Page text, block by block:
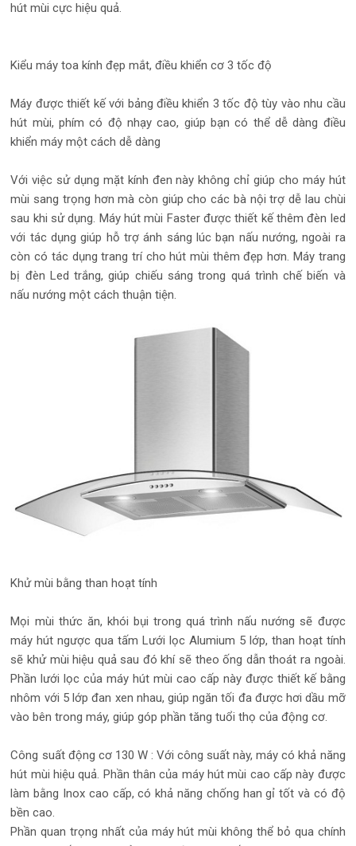
hút mùi cực hiệu quả.
Kiểu máy toa kính đẹp mắt, điều khiển cơ 3 tốc độ
Máy được thiết kế với bảng điều khiển 3 tốc độ tùy vào nhu cầu
hút mùi, phím có độ nhạy cao, giúp bạn có thể dễ dàng điều
khiển máy một cách dễ dàng
Với việc sử dụng mặt kính đen này không chỉ giúp cho máy hút
mùi sang trọng hơn mà còn giúp cho các bà nội trợ dễ lau chùi
sau khi sử dụng. Máy hút mùi Faster được thiết kế thêm đèn led
với tác dụng giúp hỗ trợ ánh sáng lúc bạn nấu nướng, ngoài ra
còn có tác dụng trang trí cho hút mùi thêm đẹp hơn. Máy trang
bị đèn Led trắng, giúp chiếu sáng trong quá trình chế biến và
nấu nướng một cách thuận tiện.
Khử mùi bằng than hoạt tính
Mọi mùi thức ăn, khói bụi trong quá trình nấu nướng sẽ được
máy hút ngược qua tấm Lưới lọc Alumium 5 lớp, than hoạt tính
sẽ khử mùi hiệu quả sau đó khí sẽ theo ống dẫn thoát ra ngoài.
Phần lưới lọc của máy hút mùi cao cấp này được thiết kế bằng
nhôm với 5 lớp đan xen nhau, giúp ngăn tối đa được hơi dầu mỡ
vào bên trong máy, giúp góp phần tăng tuổi thọ của động cơ.
Công suất động cơ 130 W : Với công suất này, máy có khả năng
hút mùi hiệu quả. Phần thân của máy hút mùi cao cấp này được
làm bằng Inox cao cấp, có khả năng chống han gỉ tốt và có độ
bền cao.
Phần quan trọng nhất của máy hút mùi không thể bỏ qua chính